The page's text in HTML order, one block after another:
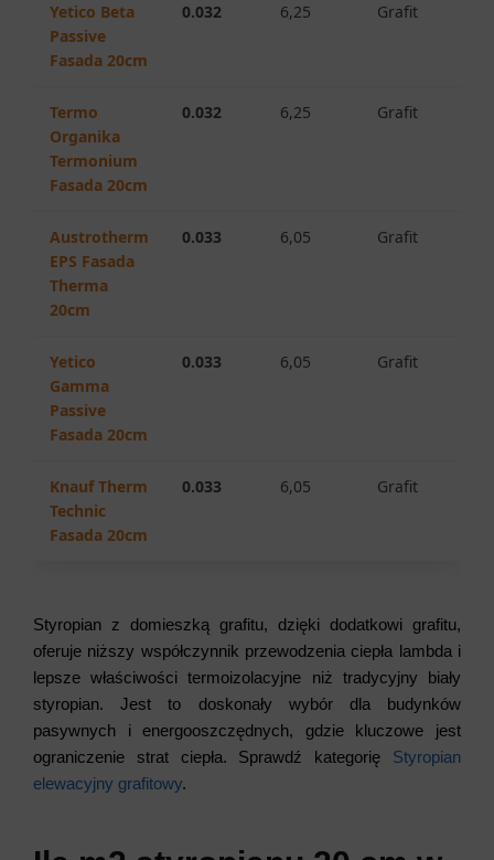
Yetico Beta
Passive
Fasada 20cm
0.032 6,25 Grafit
Termo
Organika
Termonium
Fasada 20cm
0.032 6,25 Grafit
Austrotherm
EPS Fasada
Therma
20cm
0.033 6,05 Grafit
Yetico
Gamma
Passive
Fasada 20cm
0.033 6,05 Grafit
Knauf Therm
Technic
Fasada 20cm
0.033 6,05 Grafit
Styropian z domieszką grafitu, dzięki dodatkowi grafitu,
oferuje niższy współczynnik przewodzenia ciepła lambda i
lepsze właściwości termoizolacyjne niż tradycyjny biały
styropian. Jest to doskonały wybór dla budynków
pasywnych i energooszczędnych, gdzie kluczowe jest
ograniczenie strat ciepła. Sprawdź kategorię Styropian
elewacyjny grafitowy.